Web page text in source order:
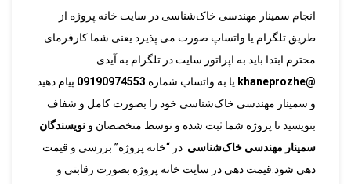
انجام سمینار مهندسی خاک‌شناسی در سایت خانه پروژه از
طریق تلگرام یا واتساپ صورت می پذیرد.یعنی شما کارفرمای
محترم ابتدا باید به اپراتور سایت در تلگرام به آیدی
@khaneprozhe
یا به واتساپ شماره 09190974553 پیام دهید
و سمینار مهندسی خاک‌شناسی خود را بصورت کامل و شفاف
بنویسید تا پروژه شما ثبت شده و توسط متخصصان و نویسندگان
سمینار مهندسی خاک‌شناسی در “خانه پروژه” بررسی و قیمت
دهی شود.قیمت دهی در سایت خانه پروژه بصورت رقابتی و